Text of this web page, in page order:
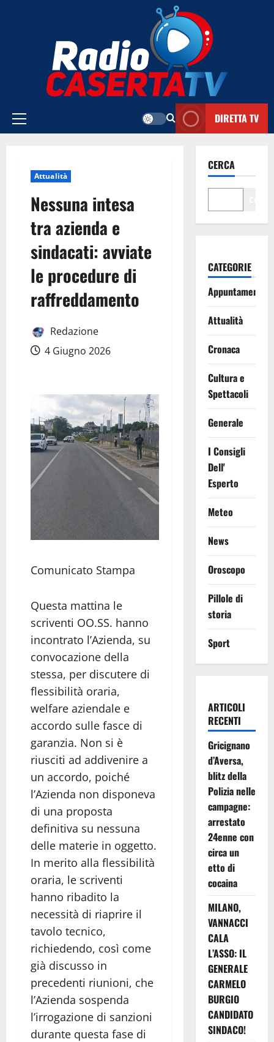
Menu
DIRETTA TV
Attualità
Nessuna intesa
tra azienda e
sindacati: avviate
le procedure di
raffreddamento
Redazione
4 Giugno 2026
Comunicato Stampa
Questa mattina le
scriventi OO.SS. hanno
incontrato l’Azienda, su
convocazione della
stessa, per discutere di
flessibilità oraria,
welfare aziendale e
accordo sulle fasce di
garanzia. Non si è
riusciti ad addivenire a
un accordo, poiché
l’Azienda non disponeva
di una proposta
definitiva su nessuna
delle materie in oggetto.
In merito alla flessibilità
oraria, le scriventi
hanno ribadito la
necessità di riaprire il
tavolo tecnico,
richiedendo, così come
già discusso in
precedenti riunioni, che
l’Azienda sospenda
l’irrogazione di sanzioni
durante questa fase di
CERCA
CATEGORIE
Appuntamenti
Attualità
Cronaca
Cultura e
Spettacoli
Generale
I Consigli
Dell'
Esperto
Meteo
News
Oroscopo
Pillole di
storia
Sport
ARTICOLI
RECENTI
Gricignano
d’Aversa,
blitz della
Polizia nelle
campagne:
arrestato
24enne con
circa un
etto di
cocaina
MILANO,
VANNACCI
CALA
L’ASSO: IL
GENERALE
CARMELO
BURGIO
CANDIDATO
SINDACO!